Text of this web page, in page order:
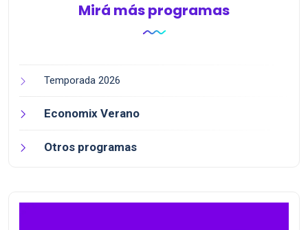
Mirá más programas
Temporada 2026
Economix Verano
Otros programas